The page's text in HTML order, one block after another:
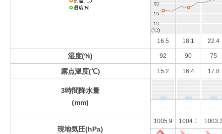
16.5 18.1 22.4
湿度(%) 92 90 75
露点温度(℃) 15.2 16.4 17.8
3時間降水量
(mm)
--- --- ---
現地気圧(hPa)
1005.9 1004.1